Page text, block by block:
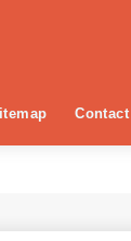
Contact